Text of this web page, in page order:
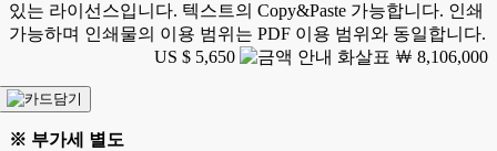
있는 라이선스입니다. 텍스트의 Copy&Paste 가능합니다. 인쇄
가능하며 인쇄물의 이용 범위는 PDF 이용 범위와 동일합니다.
US $ 5,650
￦ 8,106,000
※ 부가세 별도